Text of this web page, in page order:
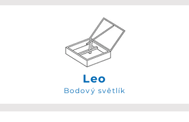
Leo
Bodový světlík